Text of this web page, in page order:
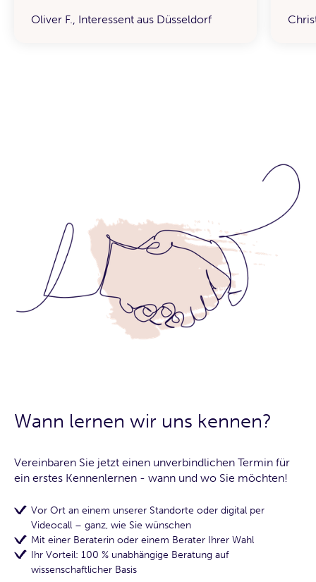
Oliver F., Interessent aus Düsseldorf
Wann lernen wir uns kennen?
Vereinbaren Sie jetzt einen unverbindlichen Termin für
ein erstes Kennenlernen - wann und wo Sie möchten!
Vor Ort an einem unserer Standorte oder digital per
Videocall – ganz, wie Sie wünschen
Mit einer Beraterin oder einem Berater Ihrer Wahl
Ihr Vorteil: 100 % unabhängige Beratung auf
wissenschaftlicher Basis